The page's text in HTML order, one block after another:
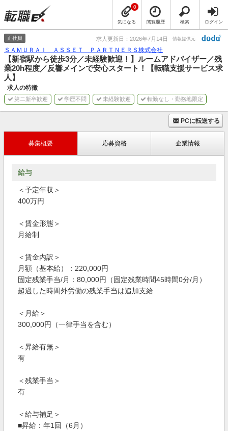
気になる
0
閲覧履歴 検索 ログイン
正社員 求人更新日：2026年7月14日 情報提供元
ＳＡＭＵＲＡＩ ＡＳＳＥＴ ＰＡＲＴＮＥＲＳ株式会社
【新宿駅から徒歩3分／未経験歓迎！】ルームアドバイザー／残
業20h程度／反響メインで安心スタート！【転職支援サービス求
人】
求人の特徴
第二新卒歓迎 学歴不問 未経験歓迎 転勤なし・勤務地限定
PCに転送する
募集概要 応募資格 企業情報
給与
＜予定年収＞
400万円
＜賃金形態＞
月給制
＜賃金内訳＞
月額（基本給）：220,000円
固定残業手当/月：80,000円（固定残業時間45時間0分/月）
超過した時間外労働の残業手当は追加支給
＜月給＞
300,000円（一律手当を含む）
＜昇給有無＞
有
＜残業手当＞
有
＜給与補足＞
■昇給：年1回（6月）